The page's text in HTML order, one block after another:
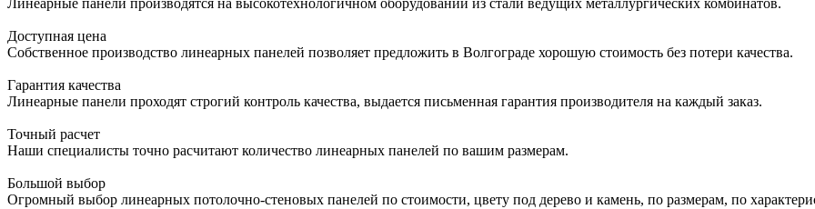
Линеарные панели производятся на высокотехнологичном оборудовании из стали ведущих металлургических комбинатов.
Доступная цена
Собственное производство линеарных панелей позволяет предложить в Волгограде хорошую стоимость без потери качества.
Гарантия качества
Линеарные панели проходят строгий контроль качества, выдается письменная гарантия производителя на каждый заказ.
Точный расчет
Наши специалисты точно расчитают количество линеарных панелей по вашим размерам.
Большой выбор
Огромный выбор линеарных потолочно-стеновых панелей по стоимости, цвету под дерево и камень, по размерам, по